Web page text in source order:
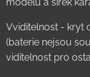
Vviditelnost - kryt
(baterie nejsou
viditelnost pro